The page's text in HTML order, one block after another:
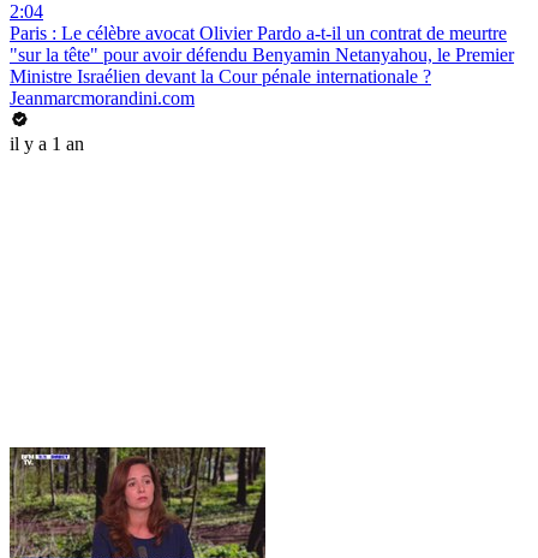
2:04
Paris : Le célèbre avocat Olivier Pardo a-t-il un contrat de meurtre
"sur la tête" pour avoir défendu Benyamin Netanyahou, le Premier
Ministre Israélien devant la Cour pénale internationale ?
Jeanmarcmorandini.com
il y a 1 an